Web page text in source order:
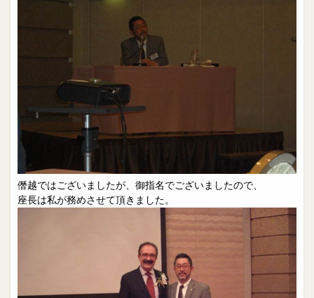
僭越ではございましたが、御指名でございましたので、
座長は私が務めさせて頂きました。